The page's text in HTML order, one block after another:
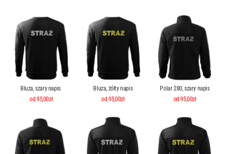
Bluza, szary napis
od 95,00zł
Bluza, żółty napis
od 95,00zł
Polar 280, szary napis
od 95,00zł